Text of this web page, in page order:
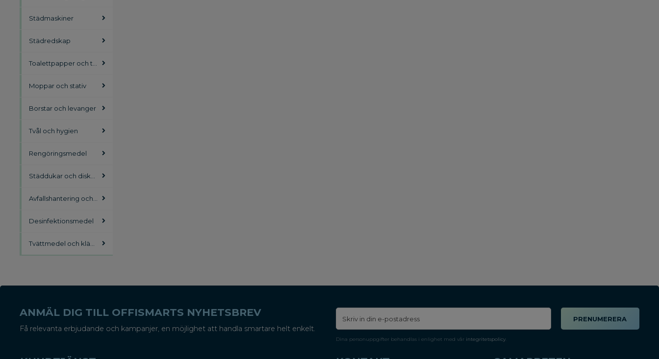
Städmaskiner
Städredskap
Toalettpapper och torkpapper
Moppar och stativ
Borstar och levanger
Tvål och hygien
Rengöringsmedel
Städdukar och diskdukar
Avfallshantering och källsortering
Desinfektionsmedel
Tvättmedel och klädvård
ANMÄL DIG TILL OFFISMARTS NYHETSBREV
Få relevanta erbjudande och kampanjer, en möjlighet att handla smartare helt enkelt.
PRENUMERERA
Dina personuppgifter behandlas i enlighet med vår integritetspolicy.